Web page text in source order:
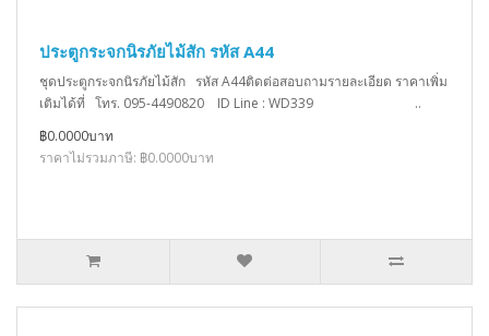
ประตูกระจกนิรภัยไม้สัก รหัส A44
ชุดประตูกระจกนิรภัยไม้สัก รหัส A44ติดต่อสอบถามรายละเอียด ราคาเพิ่ม
เติมได้ที่ โทร. 095-4490820 ID Line : WD339 ..
฿0.0000บาท
ราคาไม่รวมภาษี: ฿0.0000บาท